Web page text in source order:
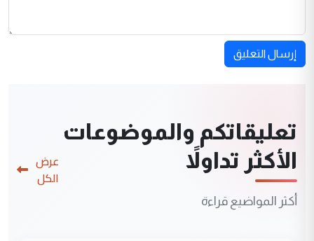
إرسال التعليق
تعليقاتكم والموضوعات
الأكثر تداولاً
أكثر المواضيع قراءة
عرض
الكل